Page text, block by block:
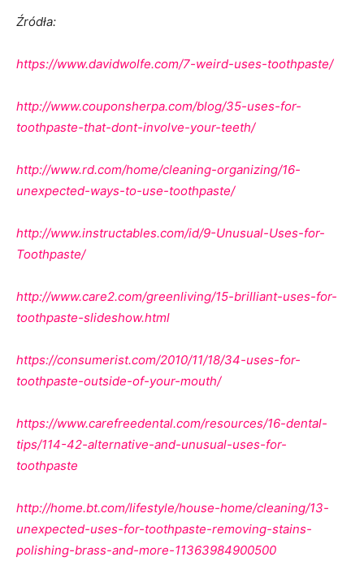
Źródła:
https://www.davidwolfe.com/7-weird-uses-toothpaste/
http://www.couponsherpa.com/blog/35-uses-for-
toothpaste-that-dont-involve-your-teeth/
http://www.rd.com/home/cleaning-organizing/16-
unexpected-ways-to-use-toothpaste/
http://www.instructables.com/id/9-Unusual-Uses-for-
Toothpaste/
http://www.care2.com/greenliving/15-brilliant-uses-for-
toothpaste-slideshow.html
https://consumerist.com/2010/11/18/34-uses-for-
toothpaste-outside-of-your-mouth/
https://www.carefreedental.com/resources/16-dental-
tips/114-42-alternative-and-unusual-uses-for-
toothpaste
http://home.bt.com/lifestyle/house-home/cleaning/13-
unexpected-uses-for-toothpaste-removing-stains-
polishing-brass-and-more-11363984900500